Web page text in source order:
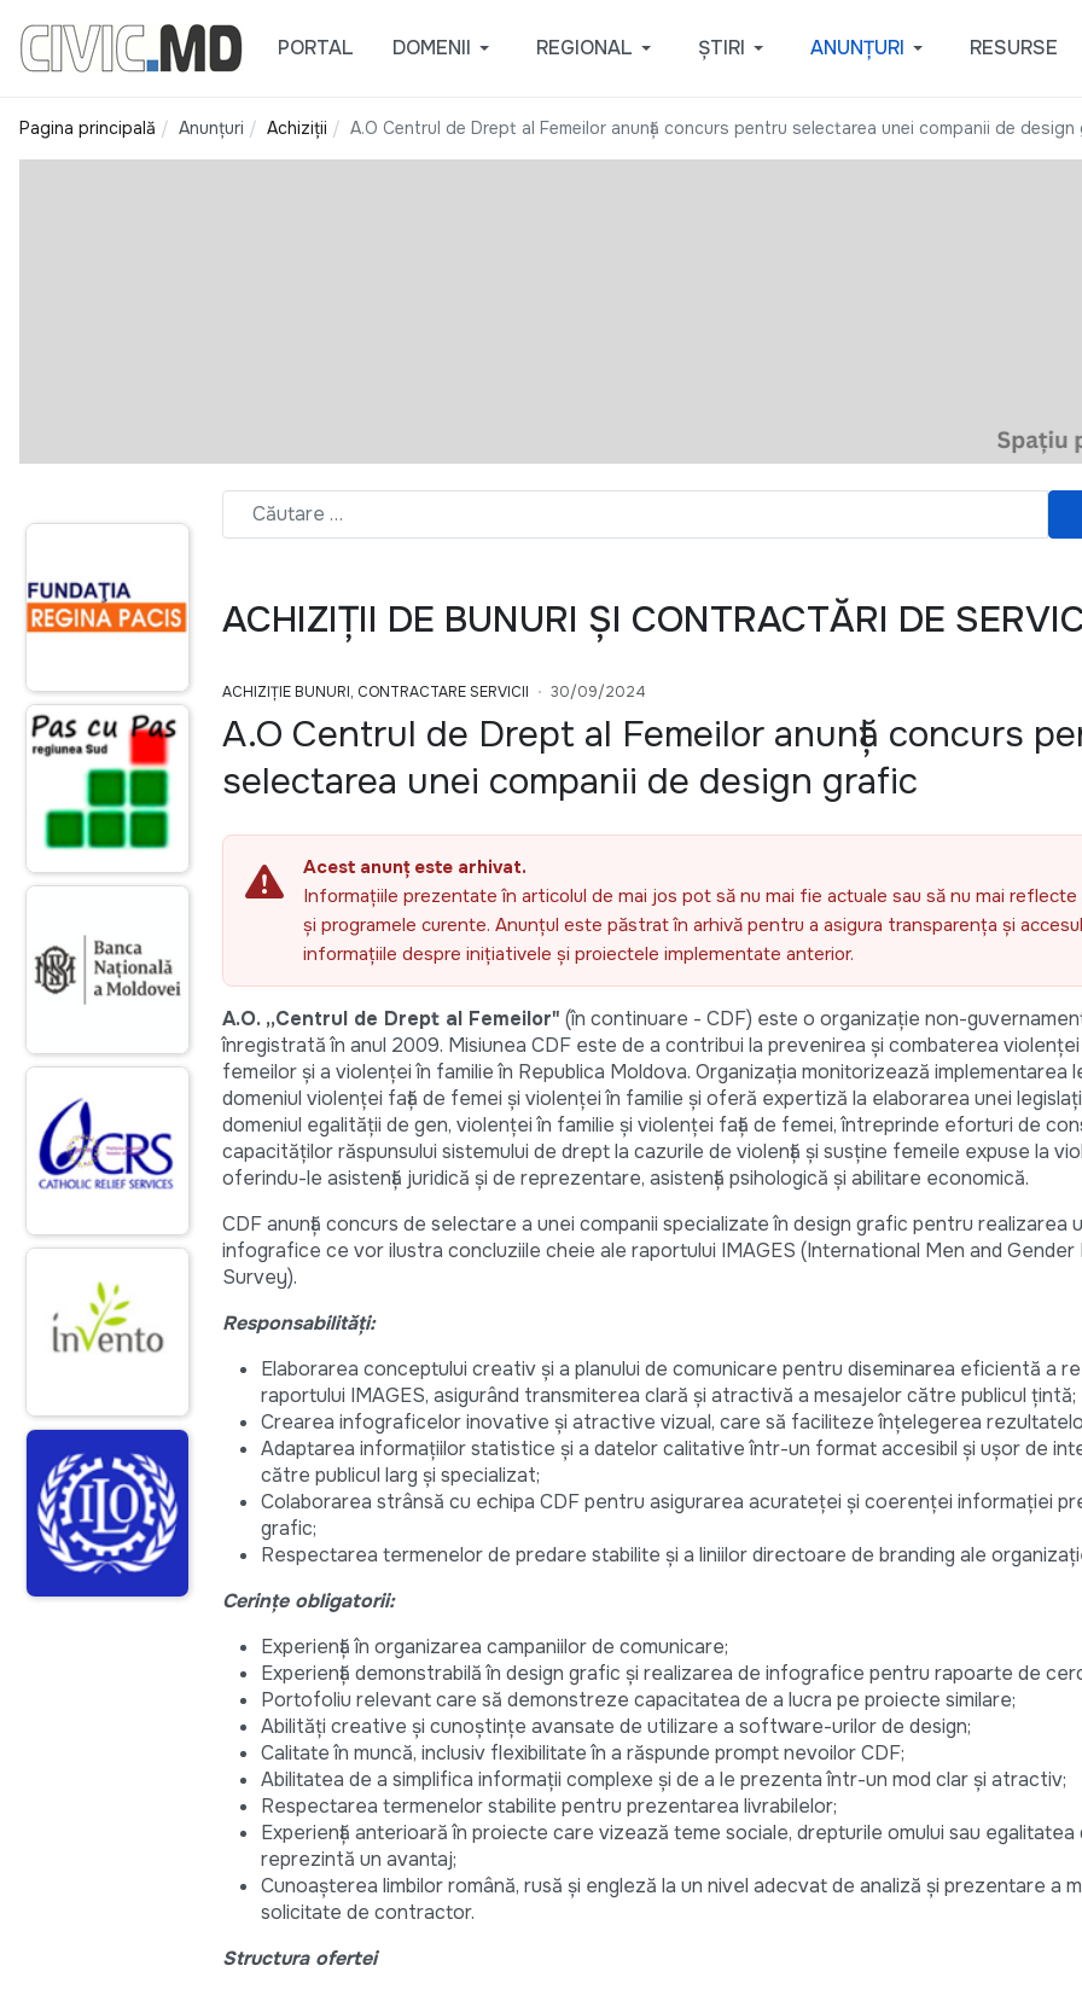
PORTAL DOMENII REGIONAL ȘTIRI ANUNȚURI RESURSE
Pagina principală Anunțuri Achiziții A.O Centrul de Drept al Femeilor anunță concurs pentru selectarea unei companii de design
ACHIZIȚII DE BUNURI ȘI CONTRACTĂRI DE
ACHIZIȚIE BUNURI, CONTRACTARE SERVICII 30/09/2024
A.O Centrul de Drept al Femeilor anunță concurs
selectarea unei companii de design grafic
Acest anunț este arhivat.
Informațiile prezentate în articolul de mai jos pot să nu mai fie actuale sau să nu mai
și programele curente. Anunțul este păstrat în arhivă pentru a asigura transparența și
informațiile despre inițiativele și proiectele implementate anterior.
A.O. „Centrul de Drept al Femeilor" (în continuare - CDF) este o organizație non-
înregistrată în anul 2009. Misiunea CDF este de a contribui la prevenirea și combaterea
femeilor și a violenței în familie în Republica Moldova. Organizația monitorizează implementarea
domeniul violenței față de femei și violenței în familie și oferă expertiză la elaborarea unei
domeniul egalității de gen, violenței în familie și violenței față de femei, întreprinde eforturi de
capacităților răspunsului sistemului de drept la cazurile de violență și susține femeile expuse la
oferindu-le asistență juridică și de reprezentare, asistență psihologică și abilitare economică.
CDF anunță concurs de selectare a unei companii specializate în design grafic pentru realizarea
infografice ce vor ilustra concluziile cheie ale raportului IMAGES (International Men and Gender
Survey).
Responsabilități:
Elaborarea conceptului creativ și a planului de comunicare pentru diseminarea eficientă a
raportului IMAGES, asigurând transmiterea clară și atractivă a mesajelor către publicul țintă;
Crearea infograficelor inovative și atractive vizual, care să faciliteze înțelegerea
Adaptarea informațiilor statistice și a datelor calitative într-un format accesibil și ușor de
către publicul larg și specializat;
Colaborarea strânsă cu echipa CDF pentru asigurarea acurateței și coerenței informației
grafic;
Respectarea termenelor de predare stabilite și a liniilor directoare de branding ale
Cerinţe obligatorii:
Experiență în organizarea campaniilor de comunicare;
Experiență demonstrabilă în design grafic și realizarea de infografice pentru rapoarte de
Portofoliu relevant care să demonstreze capacitatea de a lucra pe proiecte similare;
Abilități creative și cunoștințe avansate de utilizare a software-urilor de design;
Calitate în muncă, inclusiv flexibilitate în a răspunde prompt nevoilor CDF;
Abilitatea de a simplifica informații complexe și de a le prezenta într-un mod clar și atractiv;
Respectarea termenelor stabilite pentru prezentarea livrabilelor;
Experiență anterioară în proiecte care vizează teme sociale, drepturile omului sau egalitatea
reprezintă un avantaj;
Cunoașterea limbilor română, rusă şi engleză la un nivel adecvat de analiză şi prezentare a
solicitate de contractor.
Structura ofertei